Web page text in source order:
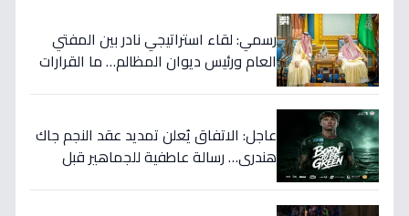
رسمي: لقاء استراتيجي نادر بين المفتي
العام ورئيس ديوان المظالم… ما القرارات
عاجل: الاتفاق يُعلن تمديد عقد النجم جاك
هندري… رسالة عاطفية للجماهير قبل